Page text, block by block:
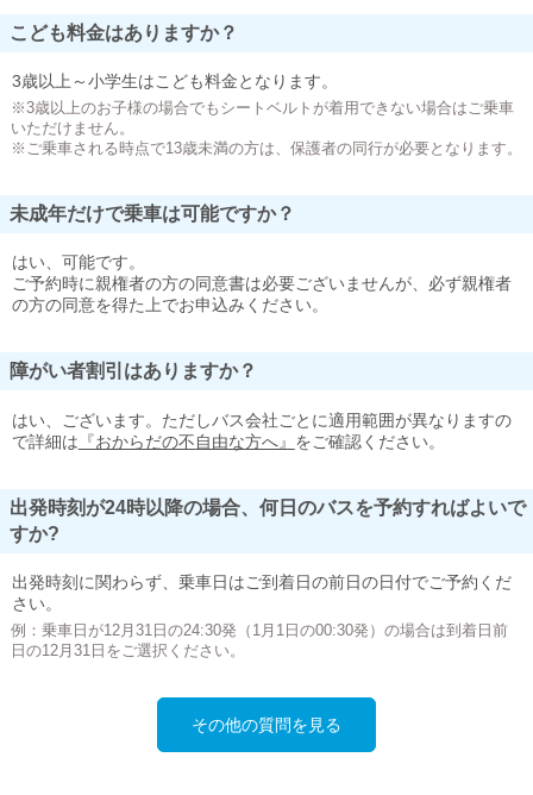
こども料金はありますか？
3歳以上～小学生はこども料金となります。
※3歳以上のお子様の場合でもシートベルトが着用できない場合はご乗車
いただけません。
※ご乗車される時点で13歳未満の方は、保護者の同行が必要となります。
未成年だけで乗車は可能ですか？
はい、可能です。
ご予約時に親権者の方の同意書は必要ございませんが、必ず親権者
の方の同意を得た上でお申込みください。
障がい者割引はありますか？
はい、ございます。ただしバス会社ごとに適用範囲が異なりますの
で詳細は 『おからだの不自由な方へ』 をご確認ください。
出発時刻が24時以降の場合、何日のバスを予約すればよいで
すか?
出発時刻に関わらず、乗車日はご到着日の前日の日付でご予約くだ
さい。
例：乗車日が12月31日の24:30発（1月1日の00:30発）の場合は到着日前
日の12月31日をご選択ください。
その他の質問を見る